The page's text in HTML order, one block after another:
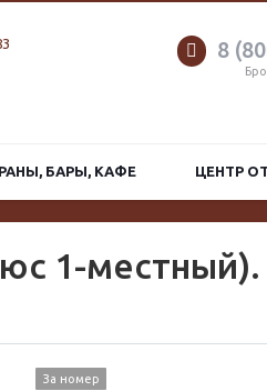
8
БАРЫ, КАФЕ ЦЕНТР
1-местный).
За номер